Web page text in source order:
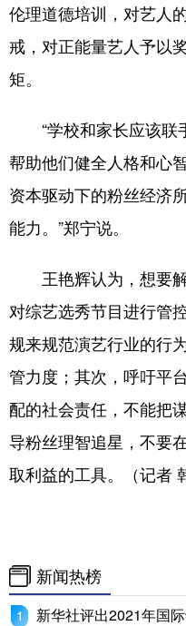
伦理道德培训，对艺人
戒，对正能量艺人予以
矩。
“学校和家长应该联
帮助他们健全人格和心
资本驱动下的粉丝经济
能力。”郑宁说。
王艳辉认为，想要解
对综艺选秀节目进行管
规来规范演艺行业的行
管力度；其次，呼吁平
配的社会责任，不能把
导粉丝理智追星，不要
取利益的工具。（记者
新闻热榜
新华社评出2021年国